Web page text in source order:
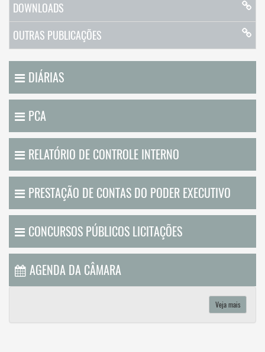
DOWNLOADS
OUTRAS PUBLICAÇÕES
DIÁRIAS
PCA
RELATÓRIO DE CONTROLE INTERNO
PRESTAÇÃO DE CONTAS DO PODER EXECUTIVO
CONCURSOS PÚBLICOS LICITAÇÕES
AGENDA DA CÂMARA
Veja mais